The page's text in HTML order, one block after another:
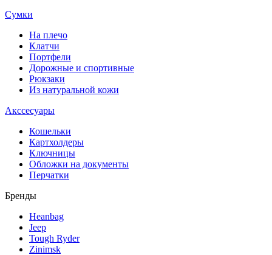
Сумки
На плечо
Клатчи
Портфели
Дорожные и спортивные
Рюкзаки
Из натуральной кожи
Акссесуары
Кошельки
Картхолдеры
Ключницы
Обложки на документы
Перчатки
Бренды
Heanbag
Jeep
Tough Ryder
Zinimsk